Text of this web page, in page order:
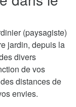
(paysagiste)
jardin, depuis la
divers
de vos
distances de
envies.